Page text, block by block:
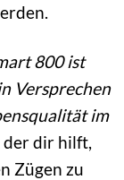
800 ist
Versprechen
im
der dir hilft,
Zügen zu